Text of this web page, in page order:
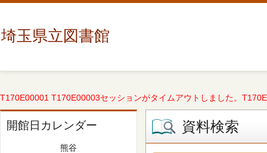
埼玉県立図書館
T170E00001 T170E00003セッションがタイムアウトしました。
開館日カレンダー
熊谷
資料検索